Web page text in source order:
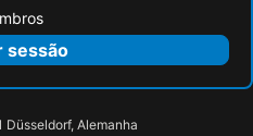
sessão
Düsseldorf, Alemanha